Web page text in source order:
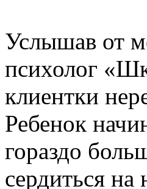
Услышав от
психолог
клиентки
Ребенок
гораздо
сердиться